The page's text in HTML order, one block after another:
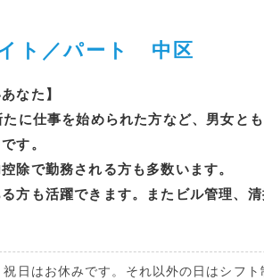
ト／パート 中区
なた】
に仕事を始められた方など、男女とも
す。
除で勤務される方も多数います。
方も活躍できます。またビル管理、
祝日はお休みです。それ以外の日はシフト